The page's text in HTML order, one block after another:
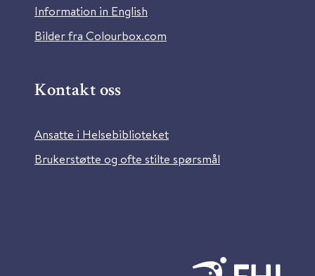
Information in English
Bilder fra Colourbox.com
Kontakt oss
Ansatte i Helsebiblioteket
Brukerstøtte og ofte stilte spørsmål